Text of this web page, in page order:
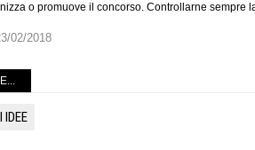
o promuove il concorso. Controllarne sempre
02/2018
IDEE